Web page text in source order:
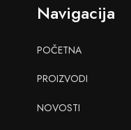
Navigacija
POČETNA
PROIZVODI
NOVOSTI